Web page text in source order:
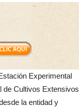
Experimental
de Cultivos Extensivos
la entidad y